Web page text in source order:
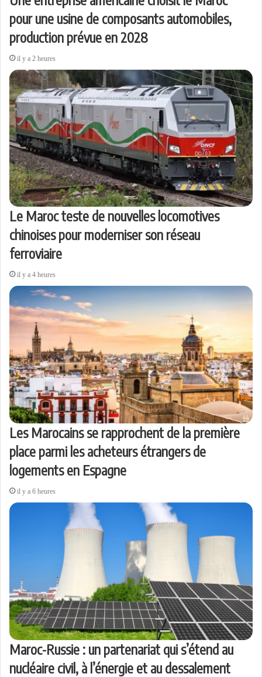
pour une usine de composants automobiles,
production prévue en 2028
il y a 2 heures
Le Maroc teste de nouvelles locomotives
chinoises pour moderniser son réseau
ferroviaire
il y a 4 heures
Les Marocains se rapprochent de la première
place parmi les acheteurs étrangers de
logements en Espagne
il y a 6 heures
Maroc-Russie : un partenariat qui s’étend au
nucléaire civil, à l’énergie et au dessalement